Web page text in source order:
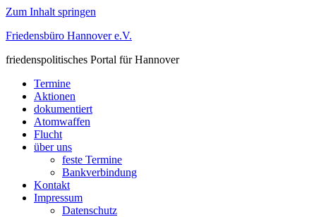
Zum Inhalt springen
Friedensbüro Hannover e.V.
friedenspolitisches Portal für Hannover
Termine
Aktionen
dokumentiert
Atomwaffen
Flucht
über uns
feste Termine
Bankverbindung
Kontakt
Impressum
Datenschutz